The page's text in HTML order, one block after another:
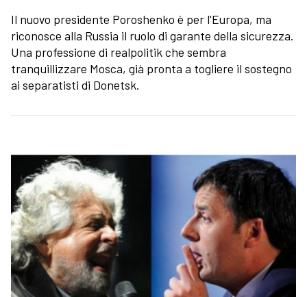
Il nuovo presidente Poroshenko è per l'Europa, ma
riconosce alla Russia il ruolo di garante della sicurezza.
Una professione di realpolitik che sembra
tranquillizzare Mosca, già pronta a togliere il sostegno
ai separatisti di Donetsk.